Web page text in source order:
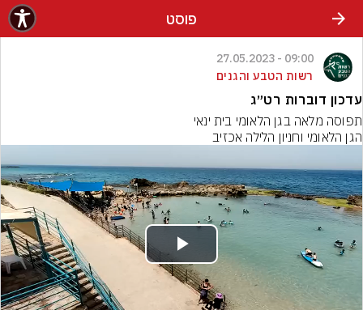
פוסט
09:00 - 27.05.2023
רשות הטבע והגנים
עדכון דוברות רט״ג
תפוסה מלאה בגן הלאומי בית ינאי
הגן הלאומי וחניון הלילה אכזיב
Play
Video